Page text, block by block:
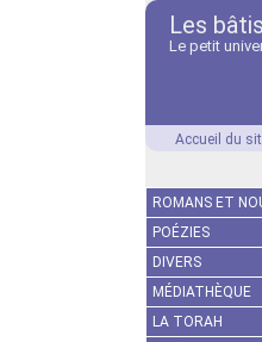
Les
Le petit
Accueil du
ROMANS ET
POÉZIES
DIVERS
MÉDIATHÈQUE
LA TORAH